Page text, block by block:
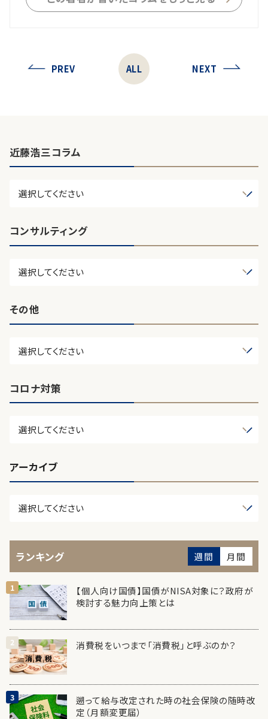
PREV ALL NEXT
近藤浩三コラム
コンサルティング
その他
コロナ対策
アーカイブ
ランキング 週間 月間
【個人向け国債】国債がNISA対象に？政府が
検討する魅力向上策とは
消費税をいつまで「消費税」と呼ぶのか？
遡って給与改定された時の社会保険の随時改
定（月額変更届）